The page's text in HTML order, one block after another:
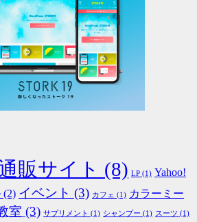
販サイト (8) LP (1) Yahoo!
(2) イベント (3) カフェ (1) カラーミー
室 (3) サプリメント (1) シャンプー (1) スーツ (1)